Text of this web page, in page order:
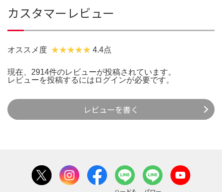
カスタマーレビュー
オススメ度 4.4点
現在、2914件のレビューが投稿されています。
レビューを投稿するには ログインが必要です。
レビューを書く